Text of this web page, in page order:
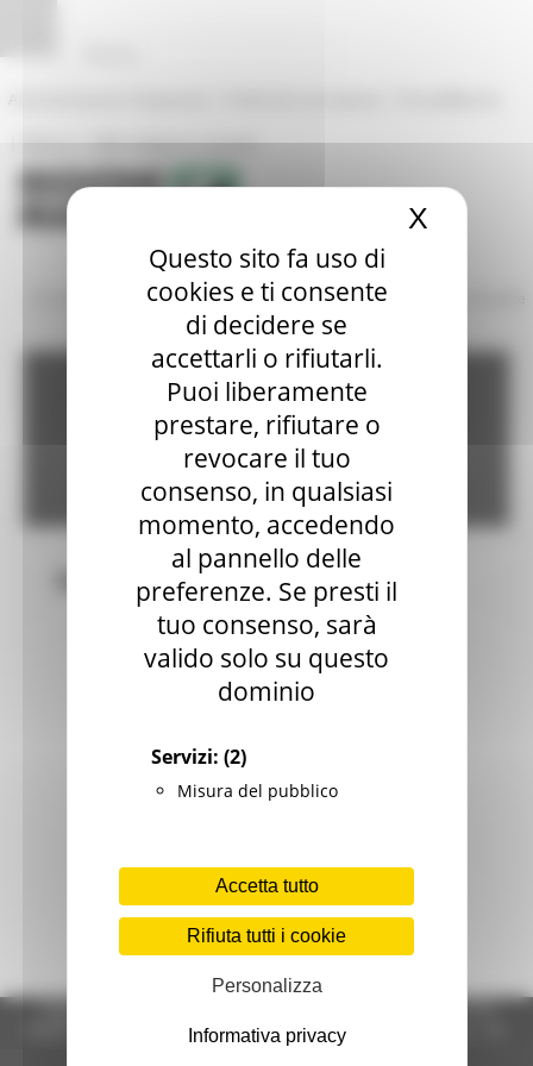
Questo sito fa uso di
cookies e ti consente
di decidere se
accettarli o rifiutarli.
Puoi liberamente
prestare, rifiutare o
revocare il tuo
consenso, in qualsiasi
momento, accedendo
al pannello delle
preferenze. Se presti il
tuo consenso, sarà
valido solo su questo
dominio
Servizi: (2)
Misura del pubblico
Accetta tutto
Rifiuta tutti i cookie
Personalizza
Informativa privacy
X
Rubrica|URP: la Regione risponde
Amministrazione Trasparente/ Bandi di gara e contratti
Amministrazione
trasparente
Regione Marche Giunta Regionale (CF 80008630420 P.IVA
00481070423) via Gentile da Fabriano, 9 - 60125 Ancona - tel.
071.8061